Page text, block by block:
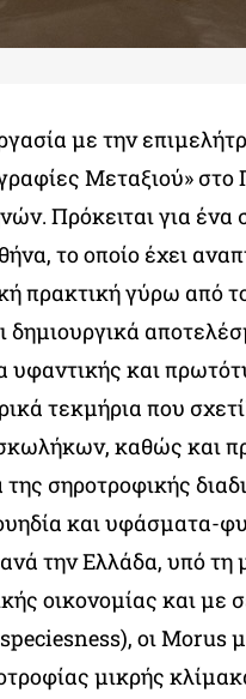
με την
Μεταξιού» στο
Πρόκειται για ένα
το οποίο έχει
πρακτική γύρω από
δημιουργικά
υφαντικής και
τεκμήρια που
καθώς και
σηροτροφικής
και υφάσματα-
την Ελλάδα, υπό τη
οικονομίας και με
οι Morus
μικρής